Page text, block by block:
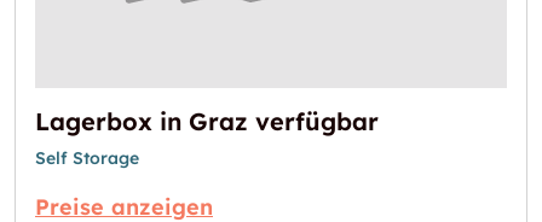
Lagerbox in Graz verfügbar
Self Storage
Preise anzeigen